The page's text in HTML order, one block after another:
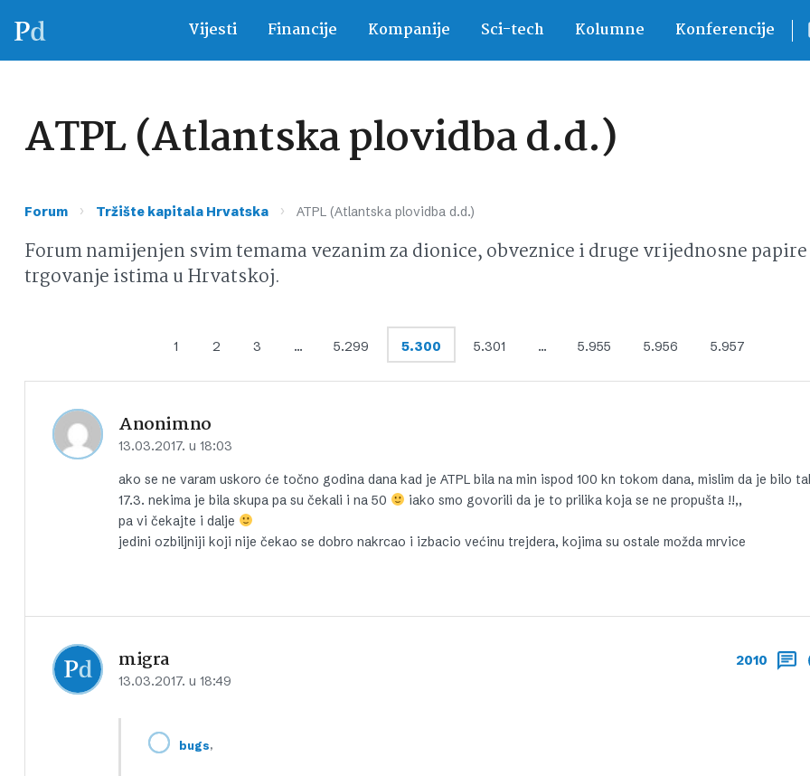
Vijesti Financije Kompanije Sci-tech Kolumne Konferencije
ATPL (Atlantska plovidba d.d.)
Forum › Tržište kapitala Hrvatska › ATPL (Atlantska plovidba d.d.)
Forum namijenjen svim temama vezanim za dionice, obveznice i druge vrijednosne
trgovanje istima u Hrvatskoj.
1 2 3 … 5.299 5.300 5.301 … 5.955 5.956 5.957
Anonimno
13.03.2017. u 18:03
ako se ne varam uskoro će točno godina dana kad je ATPL bila na min ispod 100 kn tokom dana, mislim da je bilo
17.3. nekima je bila skupa pa su čekali i na 50
iako smo govorili da je to prilika koja se ne propušta !!,,
pa vi čekajte i dalje
jedini ozbiljniji koji nije čekao se dobro nakrcao i izbacio većinu trejdera, kojima su ostale možda mrvice
migra
13.03.2017. u 18:49
2010
bugs,